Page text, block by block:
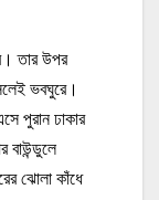
তার উপর
ভবঘুরে।
পুরান ঢাকার
বাউন্ডুলে
ঝোলা কাঁধে